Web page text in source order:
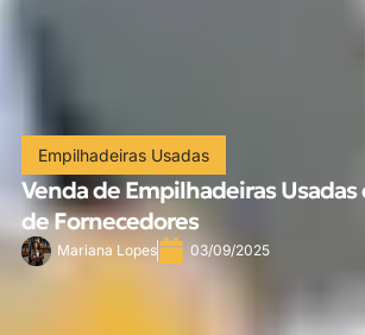
Empilhadeiras Usadas
Venda de Empilhadeiras Usadas
de Fornecedores
Mariana Lopes 03/09/2025